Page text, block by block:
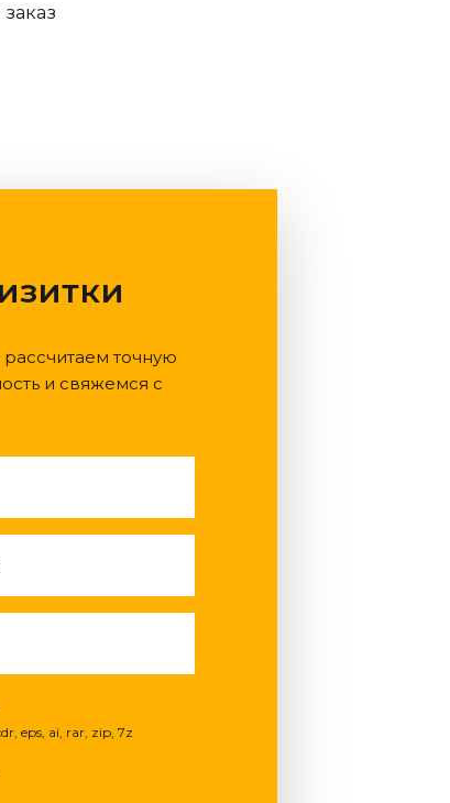
точную
и свяжемся с
eps, ai, rar, zip, 7z